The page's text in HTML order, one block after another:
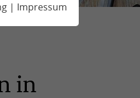
| Impressum
in